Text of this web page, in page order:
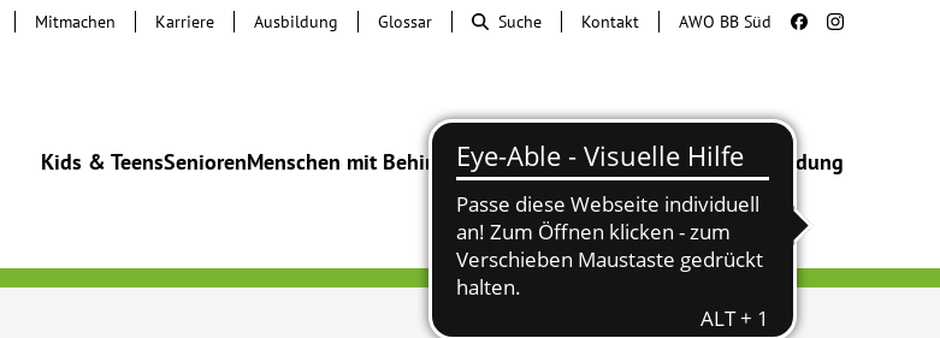
Kids & TeensSeniorenMenschen mit BehinderungBeratung & HilfeBegegnung Bildung
Mitmachen Karriere Ausbildung Glossar Suche Kontakt AWO BB Süd